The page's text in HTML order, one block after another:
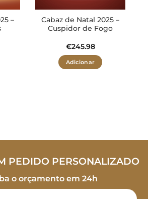
–
Cabaz de Natal 2025 –
Cuspidor de Fogo
€245.98
Adicionar
PEDIDO PERSONALIZADO
o orçamento em 24h